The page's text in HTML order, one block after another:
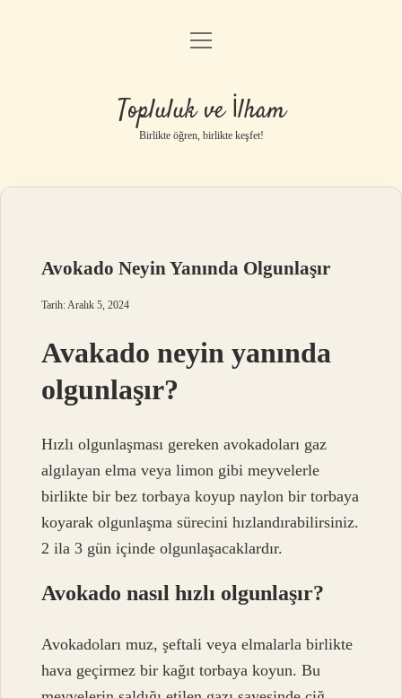
Anasayfa
Gizlilik Politikası
Yasal Uyarı
menüyü
Topluluk ve İlham
Birlikte öğren, birlikte keşfet!
Avokado Neyin Yanında Olgunlaşır
Tarih: Aralık 5, 2024
Avakado neyin yanında
olgunlaşır?
Hızlı olgunlaşması gereken avokadoları gaz
algılayan elma veya limon gibi meyvelerle
birlikte bir bez torbaya koyup naylon bir torbaya
koyarak olgunlaşma sürecini hızlandırabilirsiniz.
2 ila 3 gün içinde olgunlaşacaklardır.
Avokado nasıl hızlı olgunlaşır?
Avokadoları muz, şeftali veya elmalarla birlikte
hava geçirmez bir kağıt torbaya koyun. Bu